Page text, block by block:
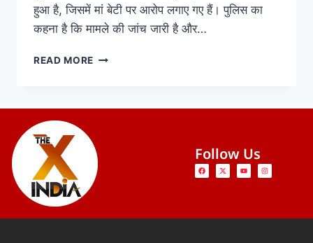
हुआ है, जिसमें मां बेटी पर आरोप लगाए गए हैं। पुलिस का
कहना है कि मामले की जांच जारी है और…
READ MORE
Follow Us